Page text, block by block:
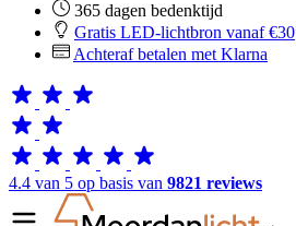
365 dagen bedenktijd
Gratis LED-lichtbron vanaf €30
Achteraf betalen met Klarna
4.4 van 5 op basis van 9821 reviews